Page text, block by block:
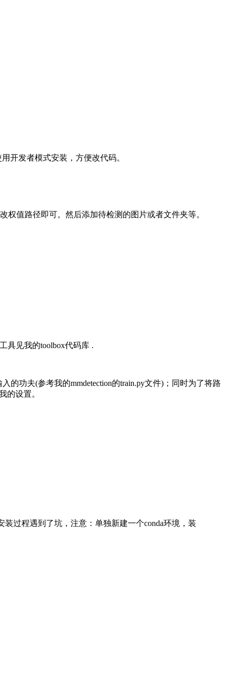
开发者模式安装，方便改代码。
权值路径即可。然后添加待检测的图片或者文件夹等。
具见我的toolbox代码库 .
的功夫(参考我的mmdetection的train.py文件)；同时为了将路
的设置。
过程遇到了坑，注意：单独新建一个conda环境，装